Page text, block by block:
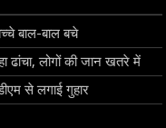
बाल-बाल बचे
ढांचा, लोगों की जान खतरे में
से लगाई गुहार